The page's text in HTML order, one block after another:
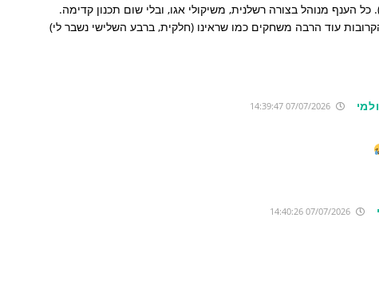
כל הענף מנוהל בצורה רשלנית, משיקולי אגו, ובלי שום תכנון קדימה.
עוד הרבה משחקים כמו שראינו (חלקית, ברבע השלישי נשבר לי)
07/07/2026 14:39:47
07/07/2026 14:40:26